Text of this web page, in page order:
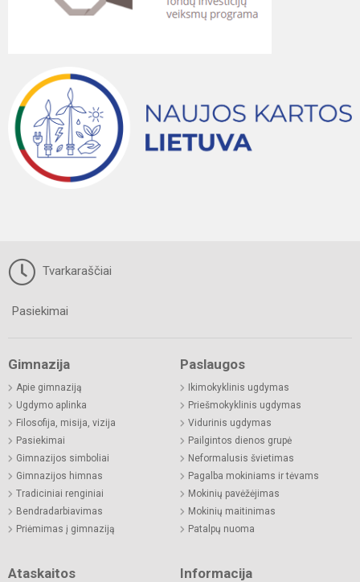
Tvarkaraščiai
Pasiekimai
Gimnazija
Apie gimnaziją
Ugdymo aplinka
Filosofija, misija, vizija
Pasiekimai
Gimnazijos simboliai
Gimnazijos himnas
Tradiciniai renginiai
Bendradarbiavimas
Priėmimas į gimnaziją
Paslaugos
Ikimokyklinis ugdymas
Priešmokyklinis ugdymas
Vidurinis ugdymas
Pailgintos dienos grupė
Neformalusis švietimas
Pagalba mokiniams ir tėvams
Mokinių pavėžėjimas
Mokinių maitinimas
Patalpų nuoma
Ataskaitos Informacija